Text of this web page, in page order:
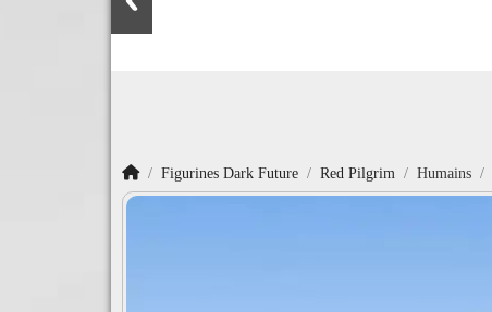
AccueilFigurines Dark Future Red Pilgrim Humains